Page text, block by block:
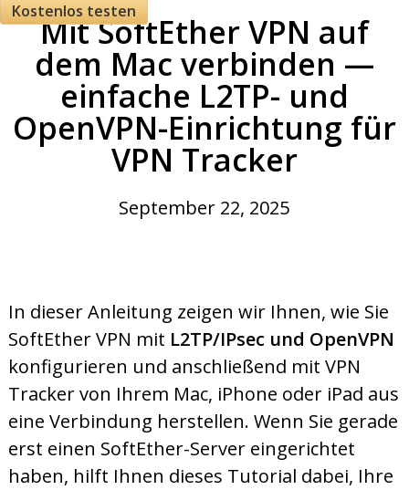
Kostenlos testen
Mit SoftEther VPN auf
dem Mac verbinden —
einfache L2TP- und
OpenVPN-Einrichtung für
VPN Tracker
September 22, 2025
In dieser Anleitung zeigen wir Ihnen, wie Sie
SoftEther VPN mit L2TP/IPsec und OpenVPN
konfigurieren und anschließend mit VPN
Tracker von Ihrem Mac, iPhone oder iPad aus
eine Verbindung herstellen. Wenn Sie gerade
erst einen SoftEther-Server eingerichtet
haben, hilft Ihnen dieses Tutorial dabei, Ihre